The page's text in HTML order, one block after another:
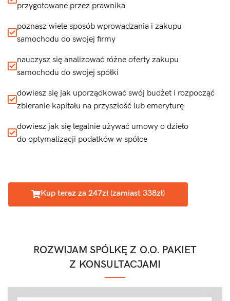
przygotowane przez prawnika
poznasz wiele sposób wprowadzania i zakupu
samochodu do swojej firmy
nauczysz się analizować różne oferty zakupu
samochodu do swojej spółki
dowiesz się jak uporządkować swój budżet i rozpocząć
zbieranie kapitału na przyszłość lub emeryturę
dowiesz jak się legalnie używać umowy o dzieło
do optymalizacji podatków w spółce
Kup teraz za 247zł (zamiast 338zł)
ROZWIJAM SPÓLKĘ Z O.O. PAKIET
Z KONSULTACJAMI